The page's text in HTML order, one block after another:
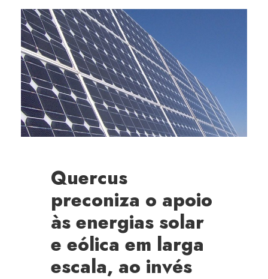
Quercus
preconiza o apoio
às energias solar
e eólica em larga
escala, ao invés